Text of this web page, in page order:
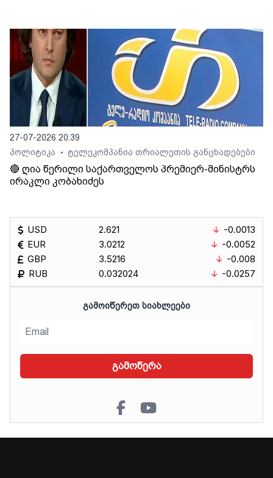
27-07-2026 20:39
პოლიტიკა
• ტელეკომპანია თრიალეთის განცხადებები
🔴 ღია წერილი საქართველოს პრემიერ-მინისტრს
ირაკლი კობახიძეს
USD
EUR
GBP
RUB
2.621
3.0212
3.5216
0.032024
-0.0013
-0.0052
-0.008
-0.0257
ᲒᲐᲛᲝᲘᲬᲔᲠᲔᲗ ᲡᲘᲐᲮᲚᲔᲔᲑᲘ
გამოწერა